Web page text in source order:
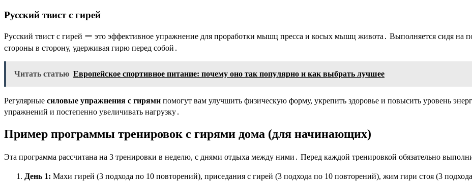
Русский твист с гирей
Русский твист с гирей ー это эффективное упражнение для проработки мышц пресса и косых мышц живота․ Выполняется сидя на
стороны в сторону, удерживая гирю перед собой․
Читать статью Европейское спортивное питание: почему оно так популярно и как выбрать лучшее
Регулярные силовые упражнения с гирями помогут вам улучшить физическую форму, укрепить здоровье и повысить уровень
упражнений и постепенно увеличивать нагрузку․
Пример программы тренировок с гирями дома (для начинающих)
Эта программа рассчитана на 3 тренировки в неделю, с днями отдыха между ними․ Перед каждой тренировкой обязательно
День 1: Махи гирей (3 подхода по 10 повторений), приседания с гирей (3 подхода по 10 повторений), жим гири стоя (3